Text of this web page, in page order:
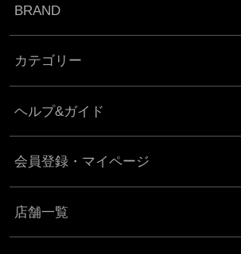
BRAND
カテゴリー
ヘルプ&ガイド
会員登録・マイページ
店舗一覧